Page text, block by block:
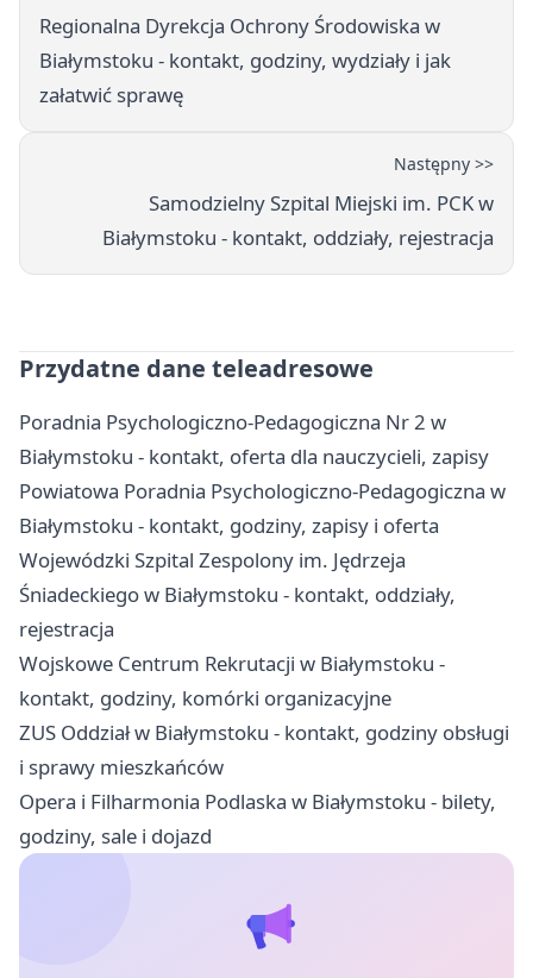
Regionalna Dyrekcja Ochrony Środowiska w
Białymstoku - kontakt, godziny, wydziały i jak
załatwić sprawę
Następny >>
Samodzielny Szpital Miejski im. PCK w
Białymstoku - kontakt, oddziały, rejestracja
Przydatne dane teleadresowe
Poradnia Psychologiczno-Pedagogiczna Nr 2 w
Białymstoku - kontakt, oferta dla nauczycieli, zapisy
Powiatowa Poradnia Psychologiczno-Pedagogiczna w
Białymstoku - kontakt, godziny, zapisy i oferta
Wojewódzki Szpital Zespolony im. Jędrzeja
Śniadeckiego w Białymstoku - kontakt, oddziały,
rejestracja
Wojskowe Centrum Rekrutacji w Białymstoku -
kontakt, godziny, komórki organizacyjne
ZUS Oddział w Białymstoku - kontakt, godziny obsługi
i sprawy mieszkańców
Opera i Filharmonia Podlaska w Białymstoku - bilety,
godziny, sale i dojazd